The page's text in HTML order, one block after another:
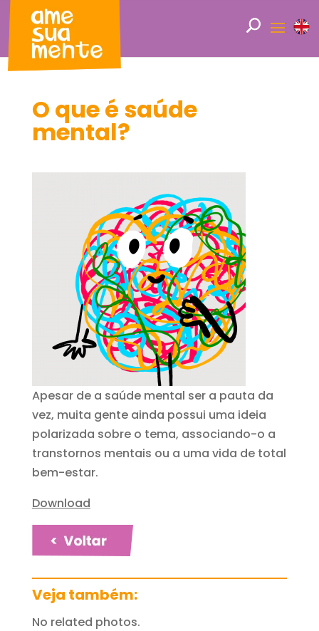
O que é saúde
mental?
Apesar de a saúde mental ser a pauta da
vez, muita gente ainda possui uma ideia
polarizada sobre o tema, associando-o a
transtornos mentais ou a uma vida de total
bem-estar.
Download
Veja também:
No related photos.